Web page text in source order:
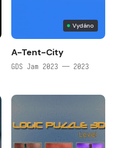
Vydáno
A-Tent-City
GDS Jam 2023 — 2023